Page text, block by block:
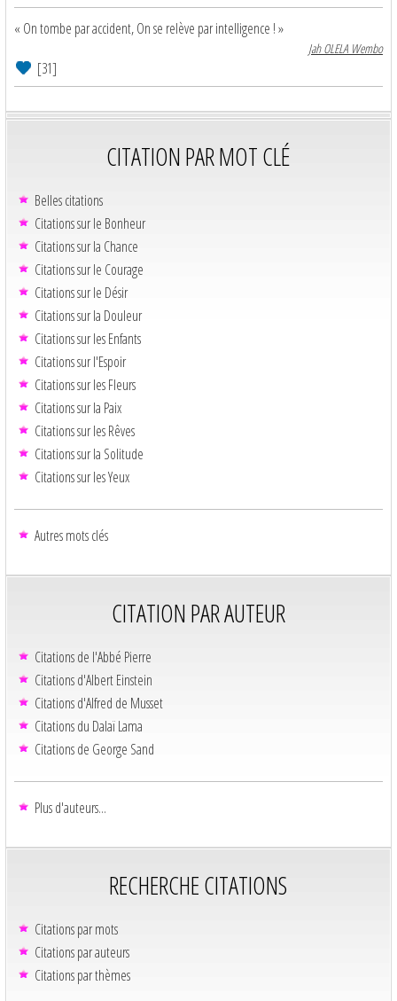
« On tombe par accident, On se relève par intelligence ! »
Jah OLELA Wembo
[31]
CITATION PAR MOT CLÉ
Belles citations
Citations sur le Bonheur
Citations sur la Chance
Citations sur le Courage
Citations sur le Désir
Citations sur la Douleur
Citations sur les Enfants
Citations sur l'Espoir
Citations sur les Fleurs
Citations sur la Paix
Citations sur les Rêves
Citations sur la Solitude
Citations sur les Yeux
Autres mots clés
CITATION PAR AUTEUR
Citations de l'Abbé Pierre
Citations d'Albert Einstein
Citations d'Alfred de Musset
Citations du Dalaï Lama
Citations de George Sand
Plus d'auteurs...
RECHERCHE CITATIONS
Citations par mots
Citations par auteurs
Citations par thèmes